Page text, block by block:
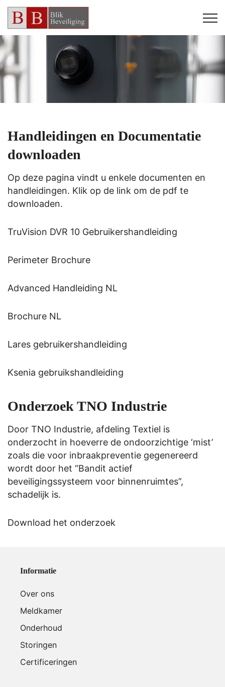
Handleidingen en Documentatie
downloaden
Op deze pagina vindt u enkele documenten en
handleidingen. Klik op de link om de pdf te
downloaden.
TruVision DVR 10 Gebruikershandleiding
Perimeter Brochure
Advanced Handleiding NL
Brochure NL
Lares gebruikershandleiding
Ksenia gebruikshandleiding
Onderzoek TNO Industrie
Door TNO Industrie, afdeling Textiel is
onderzocht in hoeverre de ondoorzichtige ‘mist’
zoals die voor inbraakpreventie gegenereerd
wordt door het “Bandit actief
beveiligingssysteem voor binnenruimtes”,
schadelijk is.
Download het onderzoek
Informatie
Over ons
Meldkamer
Onderhoud
Storingen
Certificeringen